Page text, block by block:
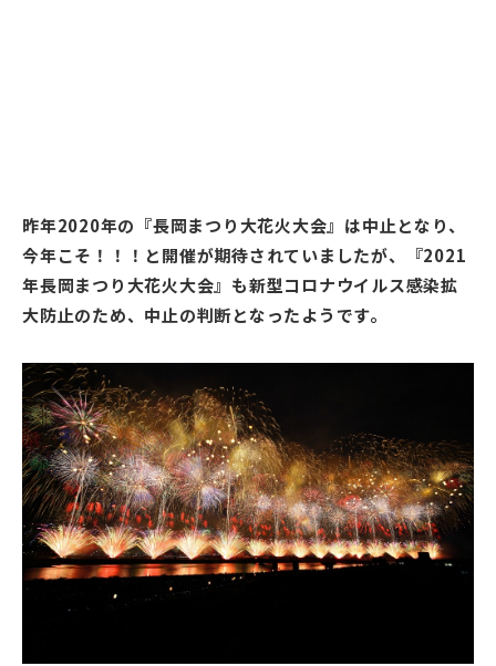
昨年2020年の『長岡まつり大花火大会』は中止となり、
今年こそ！！！と開催が期待されていましたが、『2021
年長岡まつり大花火大会』も新型コロナウイルス感染拡
大防止のため、中止の判断となったようです。